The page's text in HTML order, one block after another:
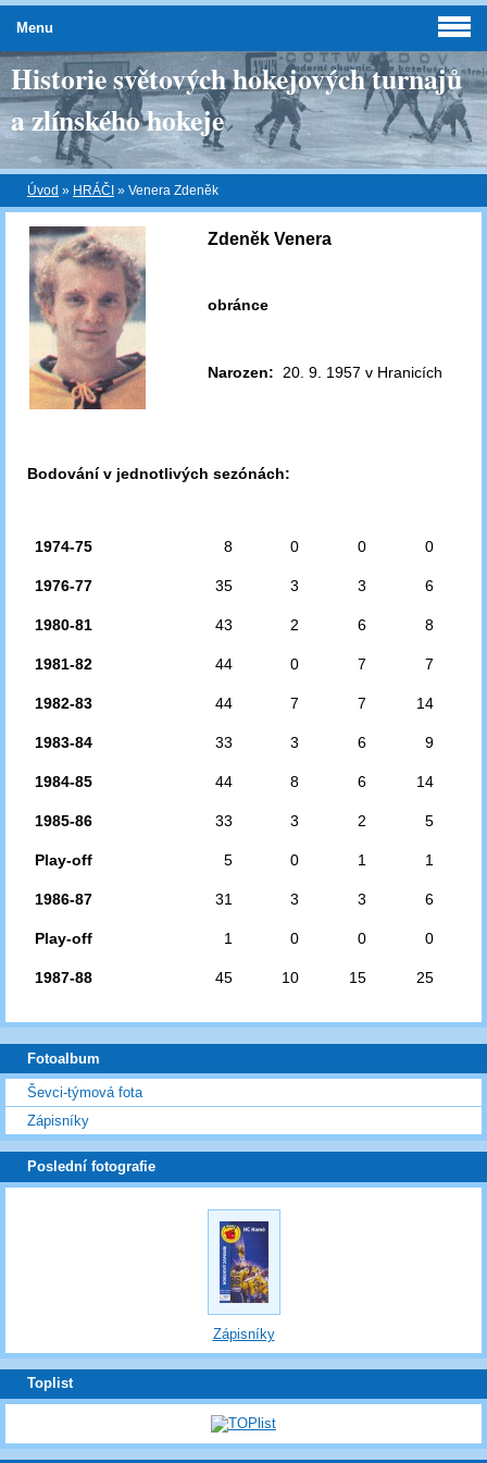
Historie světových hokejových turnajů
a zlínského hokeje
Úvod » HRÁČI » Venera Zdeněk
Zdeněk Venera
obránce
Narozen: 20. 9. 1957 v Hranicích
Bodování v jednotlivých sezónách:
1974-75 8 0 0 0
1976-77 35 3 3 6
1980-81 43 2 6 8
1981-82 44 0 7 7
1982-83 44 7 7 14
1983-84 33 3 6 9
1984-85 44 8 6 14
1985-86 33 3 2 5
Play-off 5 0 1 1
1986-87 31 3 3 6
Play-off 1 0 0 0
1987-88 45 10 15 25
Menu
Fotoalbum
Ševci-týmová fota
Zápisníky
Poslední fotografie
Zápisníky
Toplist